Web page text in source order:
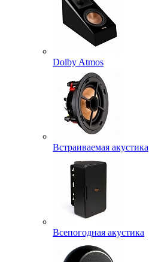
Dolby Atmos
Встраиваемая акустика
Всепогодная акустика